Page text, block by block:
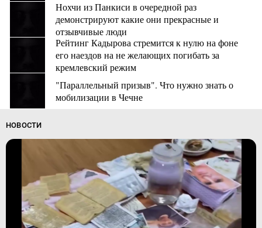
Нохчи из Панкиси в очередной раз
демонстрируют какие они прекрасные и
отзывчивые люди
Рейтинг Кадырова стремится к нулю на фоне
его наездов на не желающих погибать за
кремлевский режим
"Параллельный призыв". Что нужно знать о
мобилизации в Чечне
НОВОСТИ